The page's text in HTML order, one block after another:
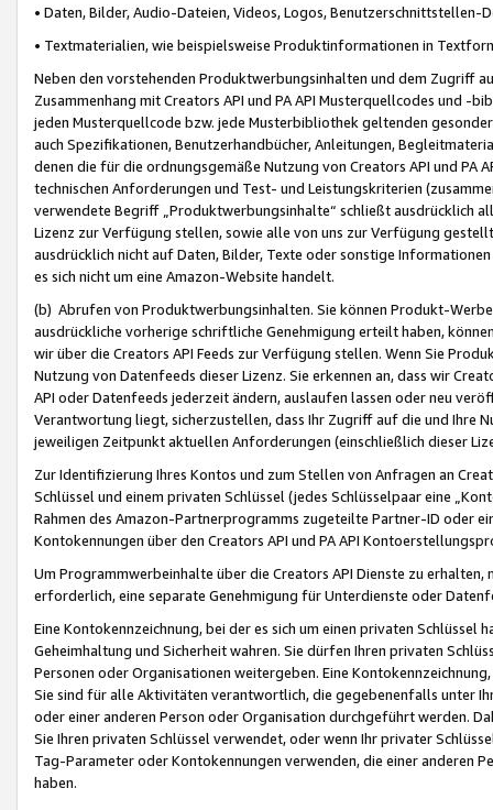
• Daten, Bilder, Audio-Dateien, Videos, Logos, Benutzerschnittstellen-
• Textmaterialien, wie beispielsweise Produktinformationen in
Neben den vorstehenden Produktwerbungsinhalten und dem Zugriff
Zusammenhang mit Creators API und PA API Musterquellcodes und
jeden Musterquellcode bzw. jede Musterbibliothek geltenden
auch Spezifikationen, Benutzerhandbücher, Anleitungen,
denen die für die ordnungsgemäße Nutzung von Creators API und PA
technischen Anforderungen und Test- und Leistungskriterien
verwendete Begriff „Produktwerbungsinhalte“ schließt ausdrücklich
Lizenz zur Verfügung stellen, sowie alle von uns zur Verfügung
ausdrücklich nicht auf Daten, Bilder, Texte oder sonstige
es sich nicht um eine Amazon-Website handelt.
(b) Abrufen von Produktwerbungsinhalten. Sie können Produkt-
ausdrückliche vorherige schriftliche Genehmigung erteilt haben,
wir über die Creators API Feeds zur Verfügung stellen. Wenn Sie
Nutzung von Datenfeeds dieser Lizenz. Sie erkennen an, dass wir
API oder Datenfeeds jederzeit ändern, auslaufen lassen oder neu
Verantwortung liegt, sicherzustellen, dass Ihr Zugriff auf die und Ihre
jeweiligen Zeitpunkt aktuellen Anforderungen (einschließlich dieser
Zur Identifizierung Ihres Kontos und zum Stellen von Anfragen an
Schlüssel und einem privaten Schlüssel (jedes Schlüsselpaar eine
Rahmen des Amazon-Partnerprogramms zugeteilte Partner-ID oder
Kontokennungen über den Creators API und PA API
Um Programmwerbeinhalte über die Creators API Dienste zu
erforderlich, eine separate Genehmigung für Unterdienste oder
Eine Kontokennzeichnung, bei der es sich um einen privaten
Geheimhaltung und Sicherheit wahren. Sie dürfen Ihren privaten
Personen oder Organisationen weitergeben. Eine
Sie sind für alle Aktivitäten verantwortlich, die gegebenenfalls unter
oder einer anderen Person oder Organisation durchgeführt werden.
Sie Ihren privaten Schlüssel verwendet, oder wenn Ihr privater
Tag-Parameter oder Kontokennungen verwenden, die einer anderen
haben.